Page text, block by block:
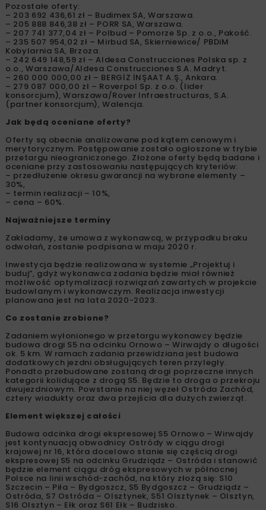
Pozostałe oferty:
– 203 692 436,61 zł – Budimex SA, Warszawa.
– 205 888 846,38 zł – PORR SA, Warszawa.
– 207 741 377,04 zł – Polbud – Pomorze Sp. z o.o., Pakość.
– 235 507 954,02 zł – Mirbud SA, Skierniewice/ PBDiM
Kobylarnia SA, Brzoza.
– 242 649 148,59 zł – Aldesa Construcciones Polska sp. z
o.o., Warszawa/Aldesa Construcciones S.A. Madryt.
– 260 000 000,00 zł – BERGİZ İNŞAAT A.Ş., Ankara.
– 279 087 000,00 zł – Roverpol Sp. z o.o. (lider
konsorcjum), Warszawa/Rover Infraestructuras, S.A.
(partner konsorcjum), Walencja.
Jak będą oceniane oferty?
Oferty są obecnie analizowane pod kątem cenowym i
merytorycznym. Postępowanie zostało ogłoszone w trybie
przetargu nieograniczonego. Złożone oferty będą badane i
oceniane przy zastosowaniu następujących kryteriów:
– przedłużenie okresu gwarancji na wybrane elementy –
30%,
– termin realizacji – 10%,
– cena – 60%.
Najważniejsze terminy
Zakładamy, że umowa z wykonawcą, w przypadku braku
odwołań, zostanie podpisana w maju 2020 r.
Inwestycja będzie realizowana w systemie „Projektuj i
buduj”, gdyż wykonawca zadania będzie miał również
możliwość optymalizacji rozwiązań zawartych w projekcie
budowlanym i wykonawczym. Realizacja inwestycji
planowana jest na lata 2020-2023.
Co zostanie zrobione?
Zadaniem wyłonionego w przetargu wykonawcy będzie
budowa drogi S5 na odcinku Ornowo – Wirwajdy o długości
ok. 5 km. W ramach zadania przewidziana jest budowa
dodatkowych jezdni obsługujących teren przyległy.
Ponadto przebudowane zostaną drogi poprzeczne innych
kategorii kolidujące z drogą S5. Będzie to droga o przekroju
dwujezdniowym. Powstanie na niej węzeł Ostróda Zachód,
cztery wiadukty oraz dwa przejścia dla dużych zwierząt.
Element większej całości
Budowa odcinka drogi ekspresowej S5 Ornowo – Wirwajdy
jest kontynuacją obwodnicy Ostródy w ciągu drogi
krajowej nr 16, która docelowo stanie się częścią drogi
ekspresowej S5 na odcinku Grudziądz – Ostróda i stanowić
będzie element ciągu dróg ekspresowych w północnej
Polsce na linii wschód-zachód, na który złożą się: S10
Szczecin – Piła – Bydgoszcz, S5 Bydgoszcz – Grudziądz –
Ostróda, S7 Ostróda – Olsztynek, S51 Olsztynek – Olsztyn,
S16 Olsztyn – Ełk oraz S61 Ełk – Budzisko.